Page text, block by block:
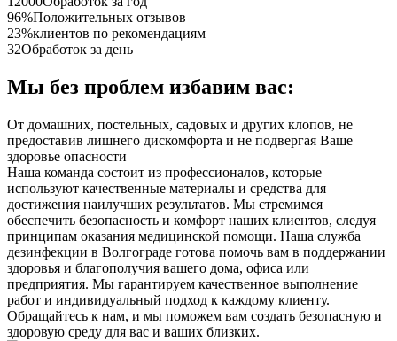
96%Положительных отзывов
23%клиентов по рекомендациям
32Обработок за день
Мы без проблем избавим вас:
От домашних, постельных, садовых и других клопов, не
предоставив лишнего дискомфорта и не подвергая Ваше
здоровье опасности
Наша команда состоит из профессионалов, которые
используют качественные материалы и средства для
достижения наилучших результатов. Мы стремимся
обеспечить безопасность и комфорт наших клиентов, следуя
принципам оказания медицинской помощи. Наша служба
дезинфекции в Волгограде готова помочь вам в поддержании
здоровья и благополучия вашего дома, офиса или
предприятия. Мы гарантируем качественное выполнение
работ и индивидуальный подход к каждому клиенту.
Обращайтесь к нам, и мы поможем вам создать безопасную и
здоровую среду для вас и ваших близких.